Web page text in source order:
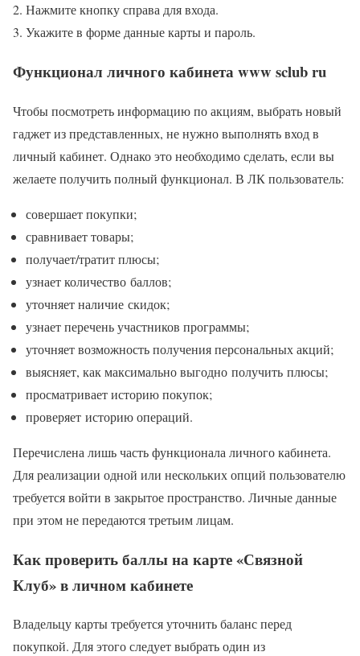
Нажмите кнопку справа для входа.
Укажите в форме данные карты и пароль.
Функционал личного кабинета www sclub ru
Чтобы посмотреть информацию по акциям, выбрать новый
гаджет из представленных, не нужно выполнять вход в
личный кабинет. Однако это необходимо сделать, если вы
желаете получить полный функционал. В ЛК пользователь:
совершает покупки;
сравнивает товары;
получает/тратит плюсы;
узнает количество баллов;
уточняет наличие скидок;
узнает перечень участников программы;
уточняет возможность получения персональных акций;
выясняет, как максимально выгодно получить плюсы;
просматривает историю покупок;
проверяет историю операций.
Перечислена лишь часть функционала личного кабинета.
Для реализации одной или нескольких опций пользователю
требуется войти в закрытое пространство. Личные данные
при этом не передаются третьим лицам.
Как проверить баллы на карте «Связной
Клуб» в личном кабинете
Владельцу карты требуется уточнить баланс перед
покупкой. Для этого следует выбрать один из